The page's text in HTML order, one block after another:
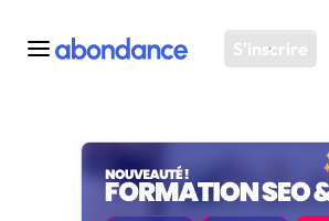
S'inscrire
Toutes les actus
Actus SEO
Plateforme